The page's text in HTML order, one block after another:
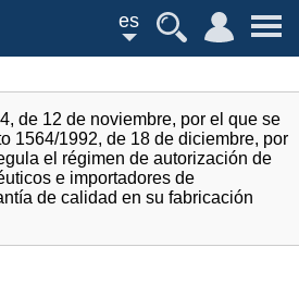
es
de 12 de noviembre, por el que se
1564/1992, de 18 de diciembre, por
el régimen de autorización de
e importadores de
de calidad en su fabricación